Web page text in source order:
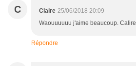
C Claire 25/06/2018 20:09
Waouuuuuu j'aime beaucoup. Calire
Répondre